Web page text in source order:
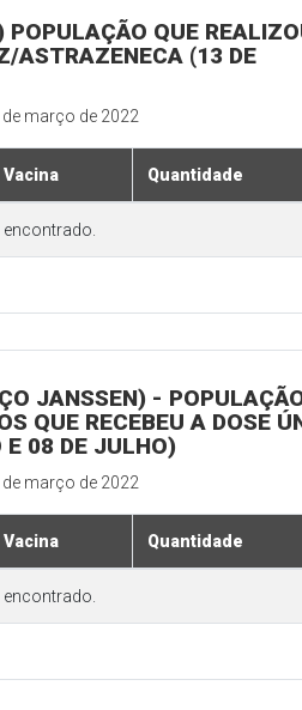
POPULAÇÃO QUE
ASTRAZENECA (13 DE
de março de 2022
Vacina Quantidade
JANSSEN) -
QUE RECEBEU A DOSE
E 08 DE JULHO)
de março de 2022
Vacina Quantidade